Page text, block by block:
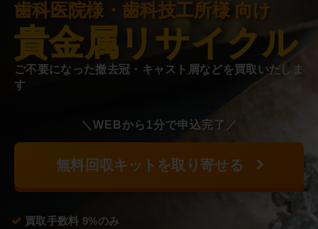
歯科医院様・歯科技工所様 向け
貴金属リサイクル
ご不要になった撤去冠・キャスト屑などを買取いたしま
す
＼WEBから1分で申込完了／
無料回収キットを取り寄せる
買取手数料 9%のみ